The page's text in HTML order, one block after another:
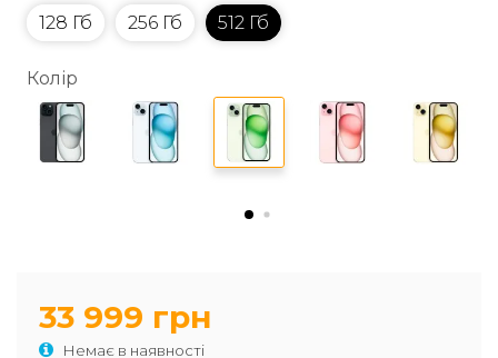
128 Гб
256 Гб 512 Гб
Колір
33 999 грн
Немає в наявності